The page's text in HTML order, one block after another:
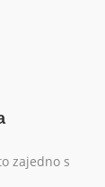
zajedno s